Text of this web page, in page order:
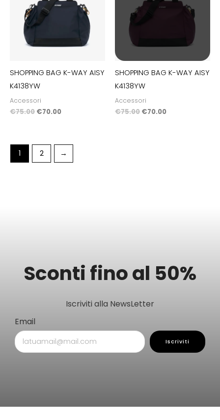
SHOPPING BAG K-WAY AISY
K4138YW
Accessori
€75.00
€75.00.
€70.00
€70.00.
SHOPPING BAG K-WAY AISY
K4138YW
Accessori
€75.00
€75.00.
€70.00
€70.00.
1 2 →
Sconti fino al 50%
Iscriviti alla NewsLetter
Email
Iscriviti